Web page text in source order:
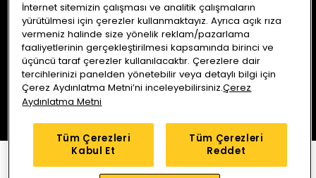
Auto King EkspertizAnlaşmalı Sigorta Şirketleri
Araç SorguServis MerkezleriKampanyalar Blog
Bizi Arayın Yol Tarifi Alın
İnternet sitemizin çalışması ve analitik çalışmaların
yürütülmesi için çerezler kullanmaktayız. Ayrıca açık rıza
vermeniz halinde size yönelik reklam/pazarlama
faaliyetlerinin gerçekleştirilmesi kapsamında birinci ve
üçüncü taraf çerezler kullanılacaktır. Çerezlere dair
tercihlerinizi panelden yönetebilir veya detaylı bilgi için
Çerez Aydınlatma Metni’ni inceleyebilirsiniz.Çerez
Aydınlatma Metni
Tüm Çerezleri
Kabul Et
Tüm Çerezleri
Reddet